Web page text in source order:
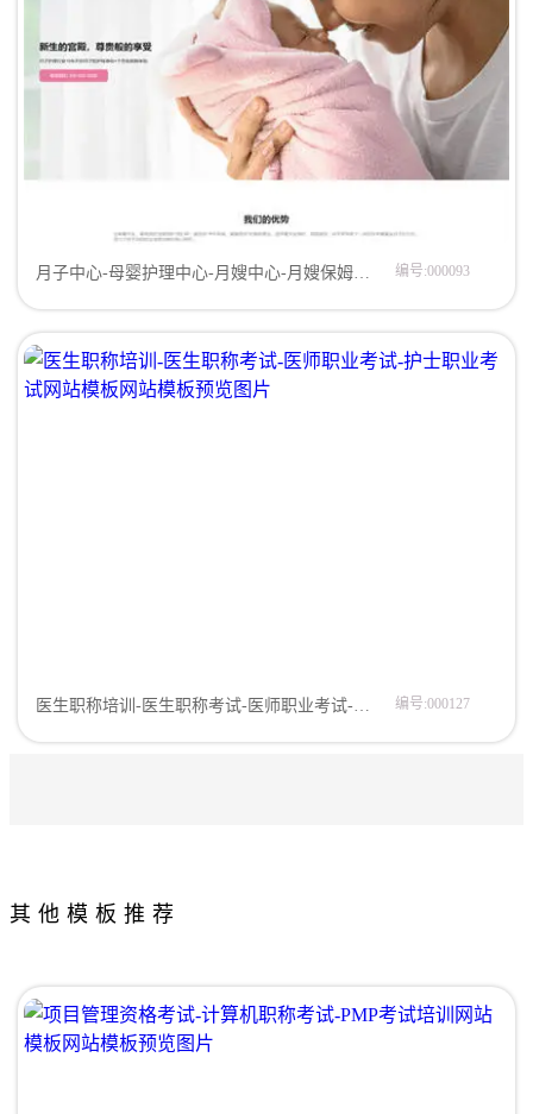
月子中心-母婴护理中心-月嫂中心-月嫂保姆网站模板网站模板 编号:000093
医生职称培训-医生职称考试-医师职业考试-护士职业考试网站模板网页模板 编号:000127
其他模板推荐